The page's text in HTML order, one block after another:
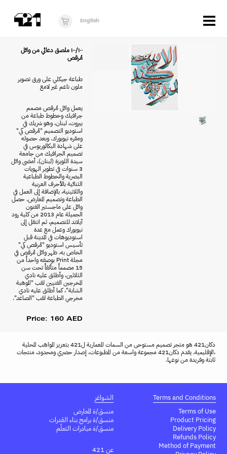
١٠٠/١٠٠ ملصق دعائي من وائل
مُرقص
طباعة جيكلي على ورق تصوير
ملون ناعم غير لامع
يعمل وائل مُرقص مصمم
جرافيك وخطوط طباعة من
بيروت، لبنان، وهو شريك في
استوديو التصميم "مُرقص كي"
ومقره نيويورك. وبعد حصوله
على شهادة البكالوريوس في
تصميم الجرافيك من جامعة
سيدة اللويزة (لبنان)، أمضى وائل
3 سنوات في تطوير الهويات
البصرية والخطوط الطباعية
الثنائية بالأحرف العربية
واللاتينية، بالإضافة إلى العمل في
الطباعة وتصميم المعارض. حصل
وائل على ماجستير الفنون
الجميلة عام 2013 من كلية رود
آيلاند للتصميم، ثم انتقل إلى
نيويورك وعمل مع عدة
استوديوهات في المدينة قبل
تأسيس استوديو "مُرقص كي"
الخاص به. ظهر وائل مُرقص في
مجلة Print بوصفه واحداً من
15 مصمماً متألقاً تحت سن
الثلاثين، وأطلق عليه نادي
المخرجين الفنيين لقب "الموهبة
الشابة"، كما أطلق عليه نادي
مخرجي الطباعة لقب "الصاعد".
Price: 160 AED
دكان421 هو متجر تصميم مستوحى من السمات المعمارية ل421 بتعزيز المواهب المحلية
،الإقليمية. يقدم دكان421 مجموعة واسعة من المطبوعات، إصدار حصري ومحدود، منتجات
ثابتة وفريدة من نوعها.
Terms and Conditions
Terms of Use
Product Pricing
Delivery Policy
Refunds Policy
Method of Payment
الشواغر
منسق/ة المعارض
منسق/ة برامج بناء القدرات
منسق/ة مبادرات التعلّم
عن 421
English